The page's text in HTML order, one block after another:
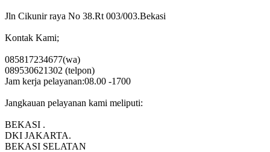
Jln Cikunir raya No 38.Rt 003/003.Bekasi
Kontak Kami;
085817234677(wa)
089530621302 (telpon)
Jam kerja pelayanan:08.00 -1700
Jangkauan pelayanan kami meliputi:
BEKASI .
DKI JAKARTA.
BEKASI SELATAN